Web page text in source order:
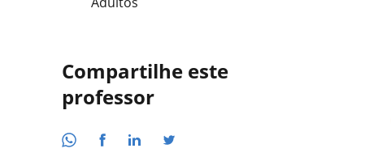
Compartilhe este
professor